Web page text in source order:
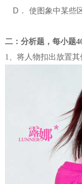
D ． 使图象中某些
二：分析题，每小题
1
、将人物扣出放置